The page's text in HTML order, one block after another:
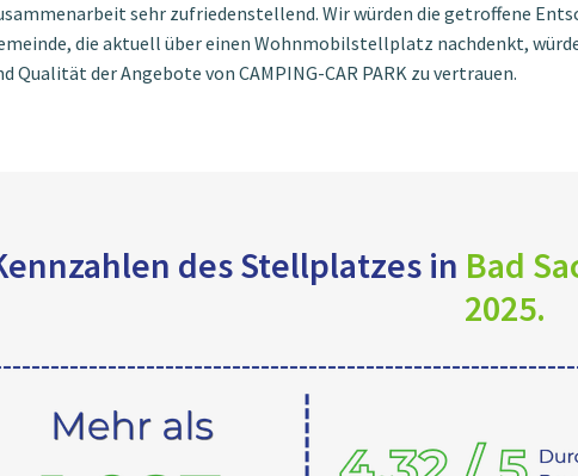
sehr zufriedenstellend. Wir würden die getroffene
die aktuell über einen Wohnmobilstellplatz nachdenkt,
Qualität der Angebote von CAMPING-CAR PARK zu vertrauen.
des Stellplatzes in Bad
2025.